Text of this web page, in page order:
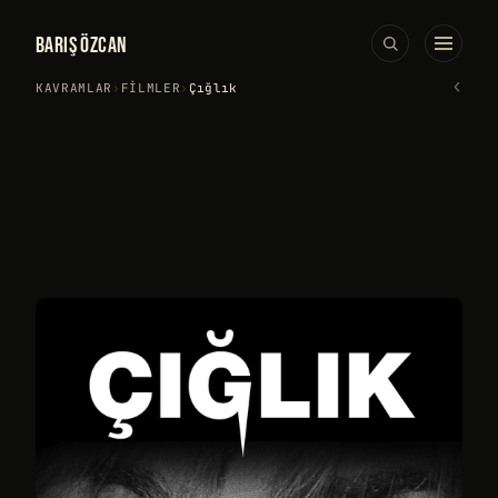
BARIŞ ÖZCAN
KAVRAMLAR › FILMLER › Çığlık ‹